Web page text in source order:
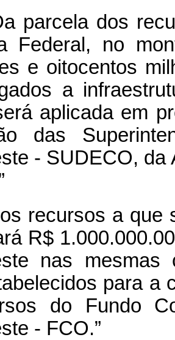
parcela dos
Federal, no
e oitocentos
a
aplicada em
das
- SUDECO,
recursos a
R$
nas mesmas
para a
do Fundo
- FCO.”